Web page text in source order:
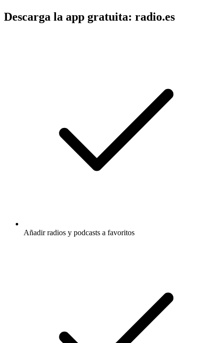
Descarga la app gratuita: radio.es
Añadir radios y podcasts a favoritos